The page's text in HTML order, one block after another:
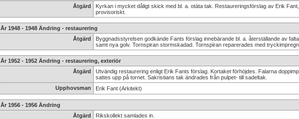
Åtgärd
Kyrkan i mycket dåligt skick med bl. a. otäta tak. Restaureringsförslag av Erik
provisoriskt.
År 1948 - 1948 Ändring - restaurering
Åtgärd
Byggnadsstyrelsen godkände Fants förslag innebärande bl. a. återställande av
samt nya golv. Tornspiran stormskadad. Tornspiran reparerades med
År 1952 - 1952 Ändring - restaurering, exteriör
Åtgärd
Utvändig restaurering enligt Erik Fants förslag. Kortaket förhöjdes. Falarna
sattes upp på tornet. Sakristians tak ändrades från pulpet- till sadeltak.
Upphovsman
Erik Fant (Arkitekt)
År 1956 - 1956 Ändring
Åtgärd
Rikskollekt samlades in.